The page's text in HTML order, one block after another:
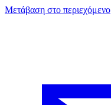
Μετάβαση στο περιεχόμενο